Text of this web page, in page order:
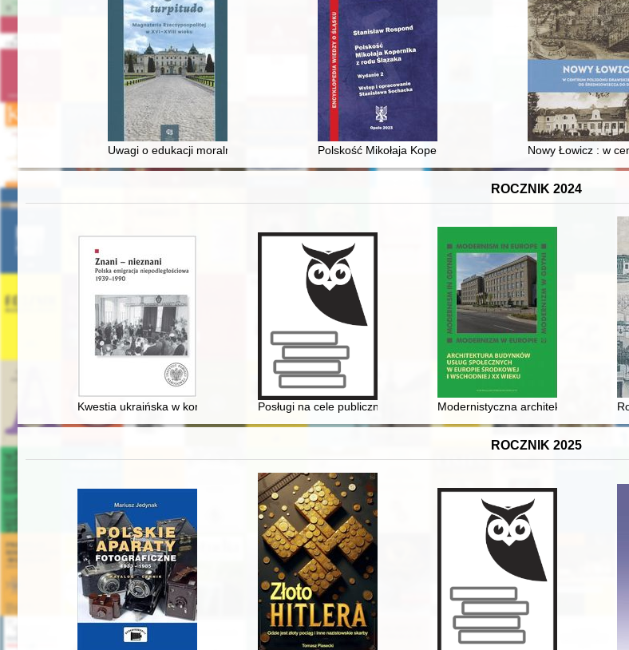
Uwagi o edukacji moralnej synów szlacheckich w XVI-wiecznej Rzeczypospolitej
Polskość Mikołaja Kopernika z rodu ŚlązakaNowy Łowicz : w
ROCZNIK 2024
Kwestia ukraińska w koncepcji "wielkiego narodu" Adama Doboszyńskiego
Posługi na cele publiczne w II RzeczypospolitejModernistyczna architektura
ROCZNIK 2025